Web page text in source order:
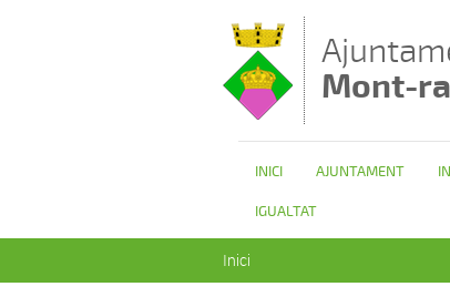
Mont-
INICI AJUNTAMENT
IGUALTAT
Inici